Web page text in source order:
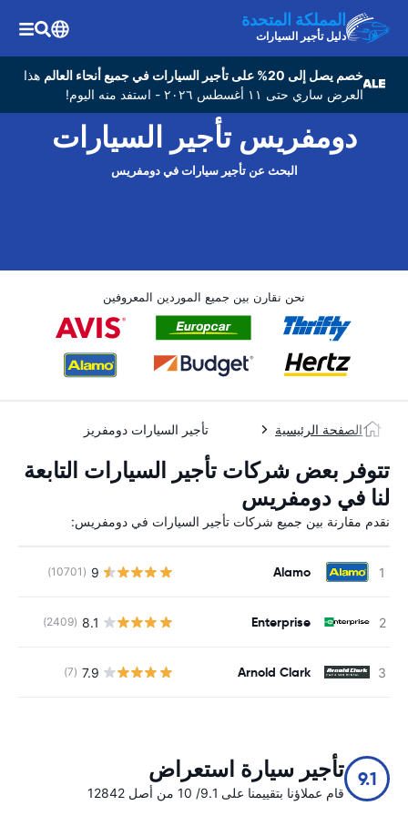
المملكة المتحدة
دليل تأجير السيارات
خصم يصل إلى 20% على تأجير السيارات في جميع أنحاء العالم
هذا
العرض ساري حتى ١١ أغسطس ٢٠٢٦ - استفد منه اليوم!
دومفريس تأجير السيارات
البحث عن تأجير سيارات في دومفريس
نحن نقارن بين جميع الموردين المعروفين
الصفحة الرئيسية تأجير السيارات دومفريز
تتوفر بعض شركات تأجير السيارات التابعة
لنا في دومفريس
نقدم مقارنة بين جميع شركات تأجير السيارات في دومفريس:
Alamo
9
(10701)
Enterprise
8.1
(2409)
Arnold Clark
7.9
(7)
9.1 تأجير سيارة استعراض
قام عملاؤنا بتقييمنا على 9.1/ 10 من أصل 12842